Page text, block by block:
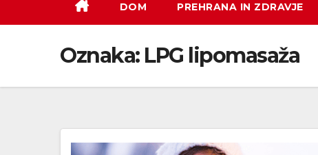
DOM PREHRANA IN ZDRAVJE
Oznaka: LPG lipomasaža